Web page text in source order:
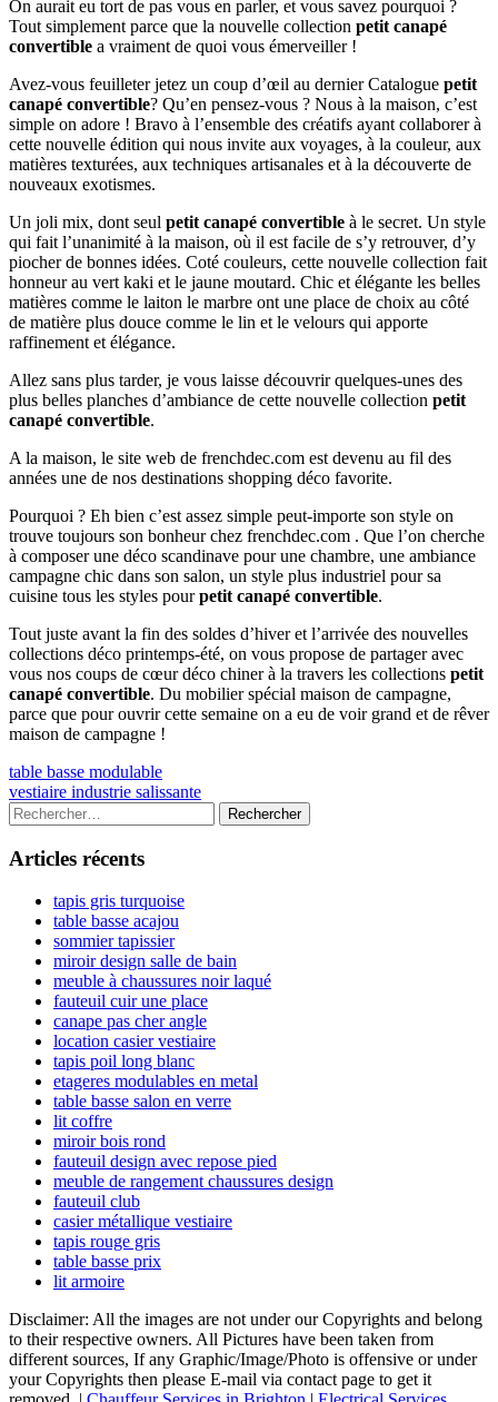
On aurait eu tort de pas vous en parler, et vous savez pourquoi ?
Tout simplement parce que la nouvelle collection petit canapé
convertible a vraiment de quoi vous émerveiller !
Avez-vous feuilleter jetez un coup d’œil au dernier Catalogue petit
canapé convertible? Qu’en pensez-vous ? Nous à la maison, c’est
simple on adore ! Bravo à l’ensemble des créatifs ayant collaborer à
cette nouvelle édition qui nous invite aux voyages, à la couleur, aux
matières texturées, aux techniques artisanales et à la découverte de
nouveaux exotismes.
Un joli mix, dont seul petit canapé convertible à le secret. Un style
qui fait l’unanimité à la maison, où il est facile de s’y retrouver, d’y
piocher de bonnes idées. Coté couleurs, cette nouvelle collection fait
honneur au vert kaki et le jaune moutard. Chic et élégante les belles
matières comme le laiton le marbre ont une place de choix au côté
de matière plus douce comme le lin et le velours qui apporte
raffinement et élégance.
Allez sans plus tarder, je vous laisse découvrir quelques-unes des
plus belles planches d’ambiance de cette nouvelle collection petit
canapé convertible.
A la maison, le site web de frenchdec.com est devenu au fil des
années une de nos destinations shopping déco favorite.
Pourquoi ? Eh bien c’est assez simple peut-importe son style on
trouve toujours son bonheur chez frenchdec.com . Que l’on cherche
à composer une déco scandinave pour une chambre, une ambiance
campagne chic dans son salon, un style plus industriel pour sa
cuisine tous les styles pourpetit canapé convertible.
Tout juste avant la fin des soldes d’hiver et l’arrivée des nouvelles
collections déco printemps-été, on vous propose de partager avec
vous nos coups de cœur déco chiner à la travers les collections petit
canapé convertible. Du mobilier spécial maison de campagne,
parce que pour ouvrir cette semaine on a eu de voir grand et de rêver
maison de campagne !
Navigation
de
l’article
Previous
article:
table basse modulable
Next
article:
vestiaire industrie salissante
Colonne
latérale
principale
Rechercher :
Articles récents
tapis gris turquoise
table basse acajou
sommier tapissier
miroir design salle de bain
meuble à chaussures noir laqué
fauteuil cuir une place
canape pas cher angle
location casier vestiaire
tapis poil long blanc
etageres modulables en metal
table basse salon en verre
lit coffre
miroir bois rond
fauteuil design avec repose pied
meuble de rangement chaussures design
fauteuil club
casier métallique vestiaire
tapis rouge gris
table basse prix
lit armoire
Disclaimer: All the images are not under our Copyrights and belong
to their respective owners. All Pictures have been taken from
different sources, If any Graphic/Image/Photo is offensive or under
your Copyrights then please E-mail via contact page to get it